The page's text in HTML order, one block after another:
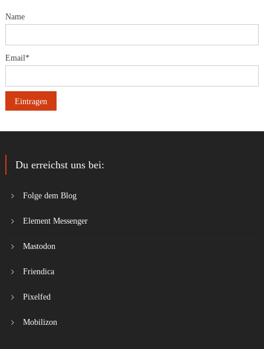
Name
Email*
Du erreichst uns bei:
Folge dem Blog
Element Messenger
Mastodon
Friendica
Pixelfed
Mobilizon